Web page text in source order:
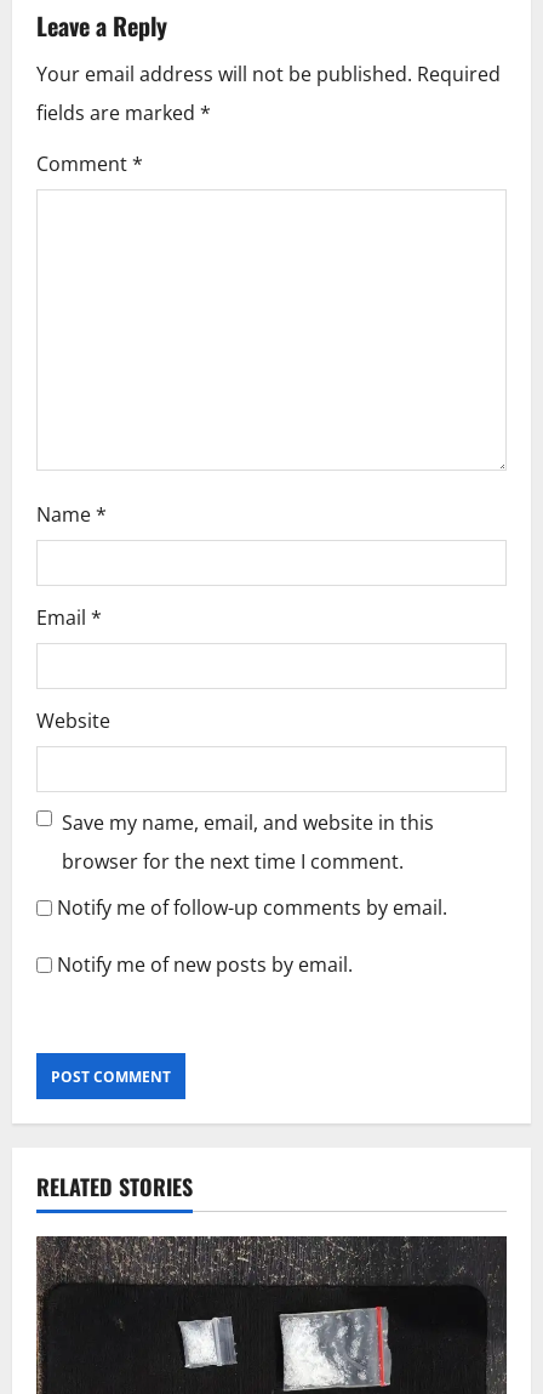
a
v
i
g
Leave a Reply
Your email address will not be published. Required
fields are marked *
Comment*
Name*
Email *
Website
Save my name, email, and website in this
browser for the next time I comment.
Notify me of follow-up comments by email.
Notify me of new posts by email.
RELATED STORIES